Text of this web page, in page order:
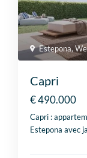
Estepona,
Capri
€ 490.000
Capri :
Estepona avec